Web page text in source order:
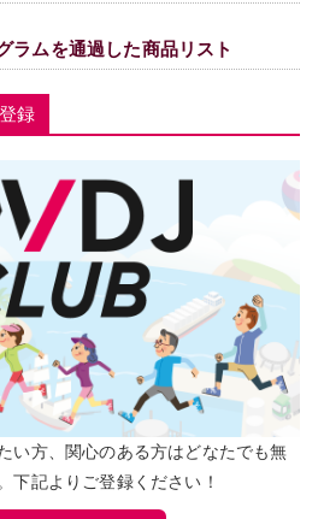
ラムを通過した商品リスト
録
い方、関心のある方はどなたでも無
下記よりご登録ください！